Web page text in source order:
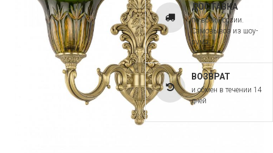
ДОСТАВКА
по всей России.
Самовывоз из шоу-
рума
ВОЗВРАТ
и обмен в течении 14
дней